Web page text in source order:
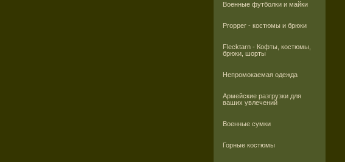
Военные футболки и майки
Propper - костюмы и брюки
Flecktarn - Кофты, костюмы,
брюки, шорты
Непромокаемая одежда
Армейские разгрузки для
ваших увлечений
Военные сумки
Горные костюмы